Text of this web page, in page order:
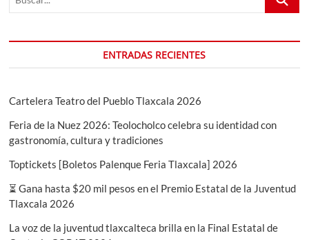
ENTRADAS RECIENTES
Cartelera Teatro del Pueblo Tlaxcala 2026
Feria de la Nuez 2026: Teolocholco celebra su identidad con
gastronomía, cultura y tradiciones
Toptickets [Boletos Palenque Feria Tlaxcala] 2026
⏳ Gana hasta $20 mil pesos en el Premio Estatal de la Juventud
Tlaxcala 2026
La voz de la juventud tlaxcalteca brilla en la Final Estatal de